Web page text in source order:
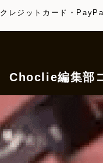
クレジットカード・
Choclie編集部